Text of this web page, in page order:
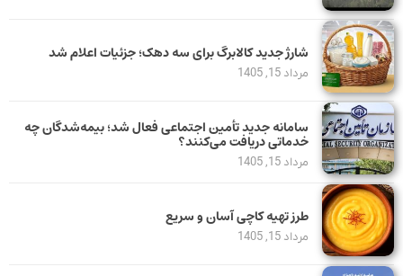
شارژ جدید کالابرگ برای سه دهک؛ جزئیات اعلام شد
مرداد 15, 1405
سامانه جدید تأمین اجتماعی فعال شد؛ بیمه‌شدگان چه
خدماتی دریافت می‌کنند؟
مرداد 15, 1405
طرز تهیه کاچی آسان و سریع
مرداد 15, 1405